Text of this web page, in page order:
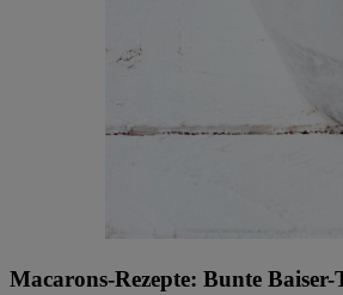
Macarons-Rezepte: Bunte